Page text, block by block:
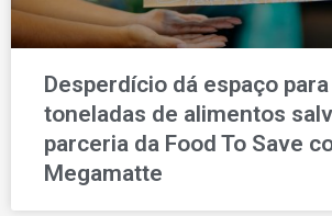
Desperdício dá espaço
toneladas de alimentos
parceria da Food To Save
Megamatte